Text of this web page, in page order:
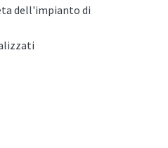
dell'impianto di